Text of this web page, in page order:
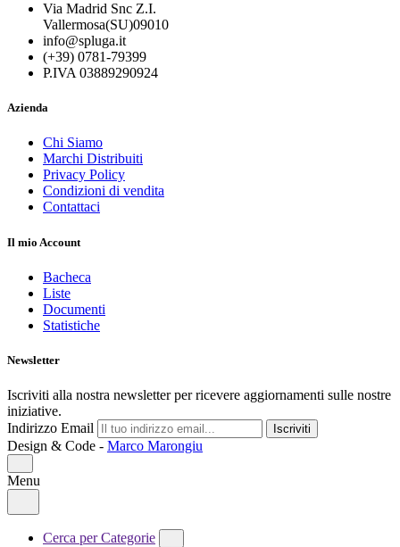
Via Madrid Snc Z.I.
Vallermosa(SU)09010
info@spluga.it
(+39) 0781-79399
P.IVA 03889290924
Azienda
Chi Siamo
Marchi Distribuiti
Privacy Policy
Condizioni di vendita
Contattaci
Il mio Account
Bacheca
Liste
Documenti
Statistiche
Newsletter
Iscriviti alla nostra newsletter per ricevere aggiornamenti sulle nostre
iniziative.
Indirizzo Email
Iscriviti
Design & Code - Marco Marongiu
Menu
Cerca per Categorie